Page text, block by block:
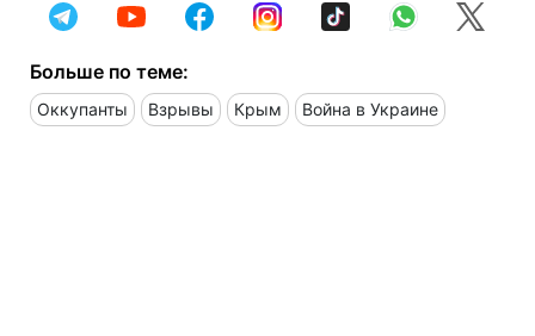
Больше по теме:
Оккупанты Взрывы Крым Война в Украине